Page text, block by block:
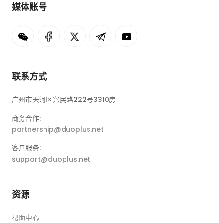
媒体账号
联系方式
广州市天河区兴民路222号3310房
商务合作:
partnership@duoplus.net
客户服务:
support@duoplus.net
资源
帮助中心